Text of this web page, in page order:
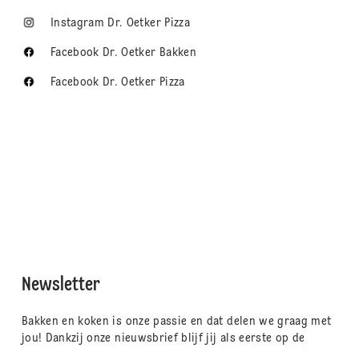
Instagram Dr. Oetker Pizza
Facebook Dr. Oetker Bakken
Facebook Dr. Oetker Pizza
Newsletter
Bakken en koken is onze passie en dat delen we graag met
jou! Dankzij onze nieuwsbrief blijf jij als eerste op de